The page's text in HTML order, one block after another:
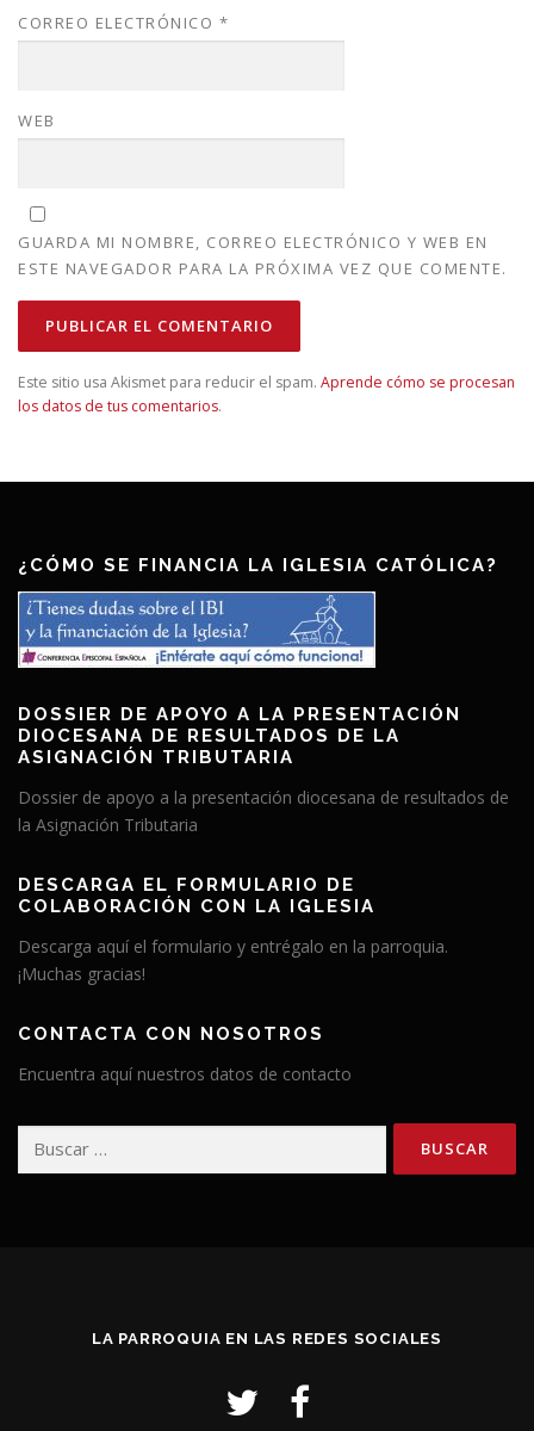
CORREO ELECTRÓNICO *
WEB
GUARDA MI NOMBRE, CORREO ELECTRÓNICO Y WEB EN
ESTE NAVEGADOR PARA LA PRÓXIMA VEZ QUE COMENTE.
Este sitio usa Akismet para reducir el spam. Aprende cómo se procesan
los datos de tus comentarios.
¿CÓMO SE FINANCIA LA IGLESIA CATÓLICA?
DOSSIER DE APOYO A LA PRESENTACIÓN
DIOCESANA DE RESULTADOS DE LA
ASIGNACIÓN TRIBUTARIA
Dossier de apoyo a la presentación diocesana de resultados de
la Asignación Tributaria
DESCARGA EL FORMULARIO DE
COLABORACIÓN CON LA IGLESIA
Descarga aquí el formulario y entrégalo en la parroquia.
¡Muchas gracias!
CONTACTA CON NOSOTROS
Encuentra aquí nuestros datos de contacto
LA PARROQUIA EN LAS REDES SOCIALES